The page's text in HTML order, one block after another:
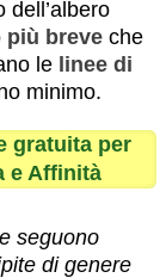
dell’albero
più breve che
le linee di
minimo.
gratuita per
e Affinità
seguono
di genere